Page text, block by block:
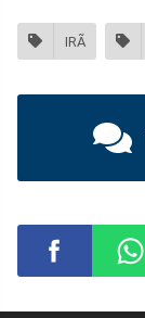
IRÃ